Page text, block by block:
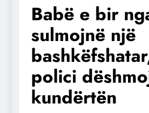
Babë e bir
sulmojnë një
polici
kundërtën